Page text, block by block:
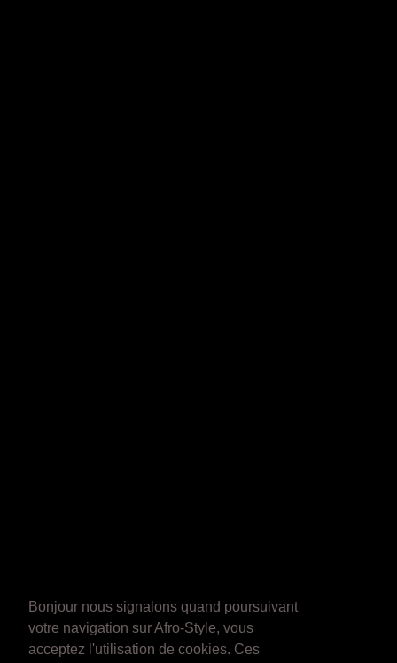
Bonjour nous signalons quand poursuivant
votre navigation sur Afro-Style, vous
acceptez l'utilisation de cookies. Ces